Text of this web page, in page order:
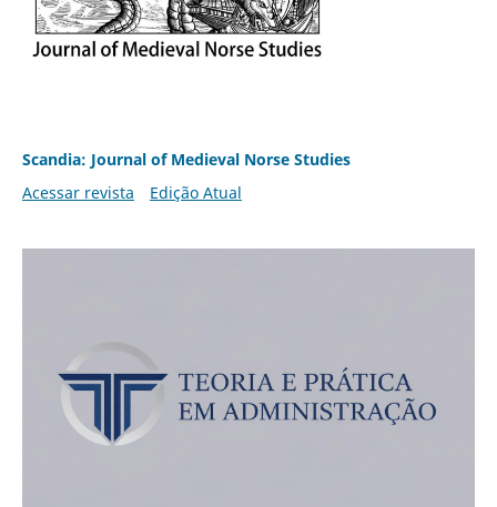
Scandia: Journal of Medieval Norse Studies
Acessar revista
Edição Atual